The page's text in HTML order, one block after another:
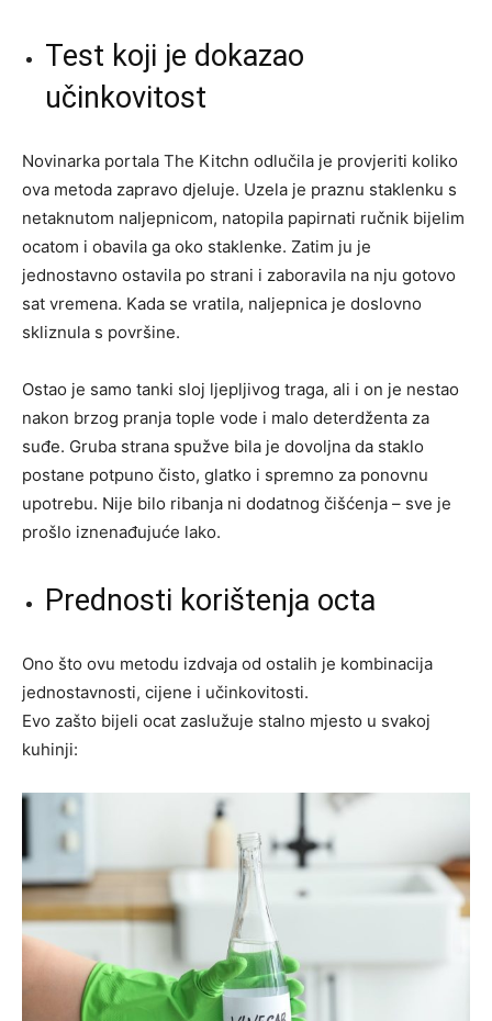
Test koji je dokazao
učinkovitost
Novinarka portala The Kitchn odlučila je provjeriti koliko
ova metoda zapravo djeluje. Uzela je praznu staklenku s
netaknutom naljepnicom, natopila papirnati ručnik bijelim
ocatom i obavila ga oko staklenke. Zatim ju je
jednostavno ostavila po strani i zaboravila na nju gotovo
sat vremena. Kada se vratila, naljepnica je doslovno
skliznula s površine.
Ostao je samo tanki sloj ljepljivog traga, ali i on je nestao
nakon brzog pranja tople vode i malo deterdženta za
suđe. Gruba strana spužve bila je dovoljna da staklo
postane potpuno čisto, glatko i spremno za ponovnu
upotrebu. Nije bilo ribanja ni dodatnog čišćenja – sve je
prošlo iznenađujuće lako.
Prednosti korištenja octa
Ono što ovu metodu izdvaja od ostalih je kombinacija
jednostavnosti, cijene i učinkovitosti.
Evo zašto bijeli ocat zaslužuje stalno mjesto u svakoj
kuhinji: